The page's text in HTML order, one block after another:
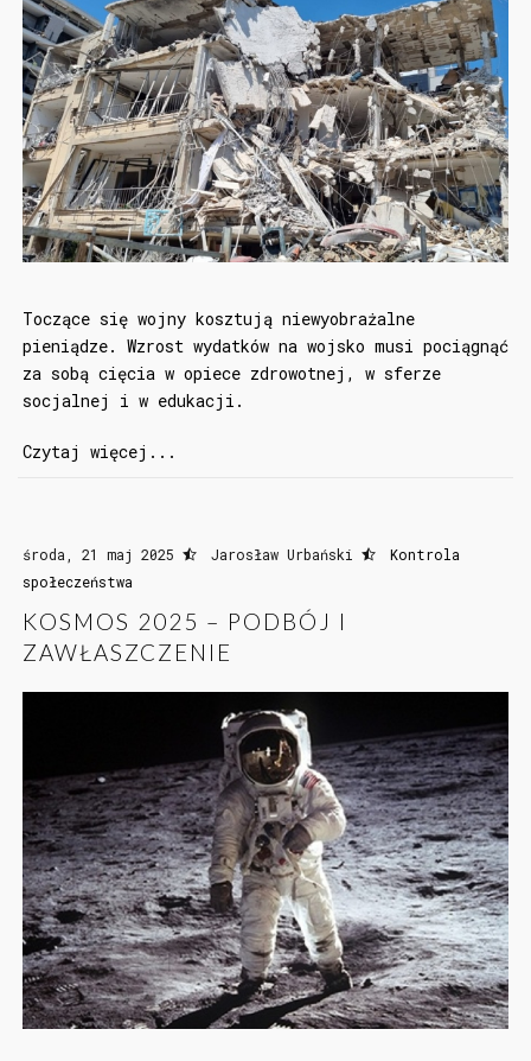
Toczące się wojny kosztują niewyobrażalne
pieniądze. Wzrost wydatków na wojsko musi pociągnąć
za sobą cięcia w opiece zdrowotnej, w sferze
socjalnej i w edukacji.
Czytaj więcej...
środa, 21 maj 2025 Jarosław Urbański
Kontrola
społeczeństwa
KOSMOS 2025 – PODBÓJ I
ZAWŁASZCZENIE